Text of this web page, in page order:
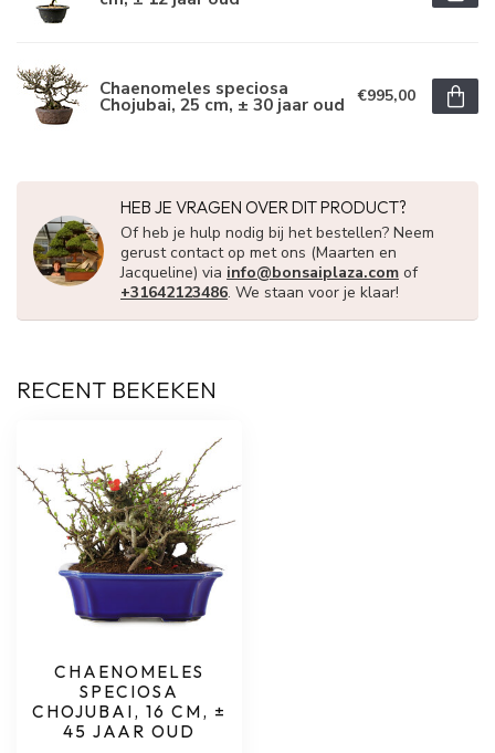
Chaenomeles speciosa
Chojubai, 25 cm, ± 30 jaar oud €995,00
HEB JE VRAGEN OVER DIT PRODUCT?
Of heb je hulp nodig bij het bestellen? Neem
gerust contact op met ons (Maarten en
Jacqueline) via info@bonsaiplaza.com of
+31642123486. We staan voor je klaar!
RECENT BEKEKEN
CHAENOMELES
SPECIOSA
CHOJUBAI, 16 CM, ±
45 JAAR OUD